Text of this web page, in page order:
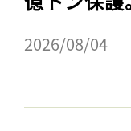
2026/08/04